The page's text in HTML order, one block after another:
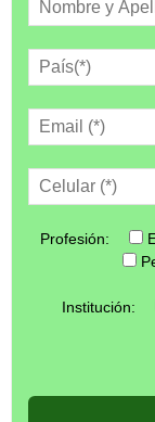
Profesión:
Institución: